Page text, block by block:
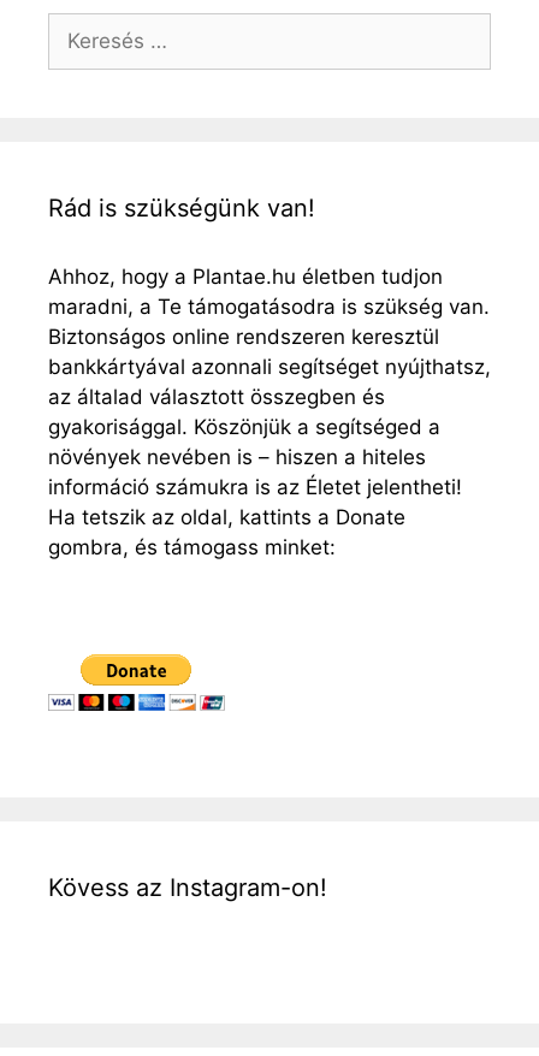
Keresés:
Rád is szükségünk van!
Ahhoz, hogy a Plantae.hu életben tudjon
maradni, a Te támogatásodra is szükség van.
Biztonságos online rendszeren keresztül
bankkártyával azonnali segítséget nyújthatsz,
az általad választott összegben és
gyakorisággal. Köszönjük a segítséged a
növények nevében is – hiszen a hiteles
információ számukra is az Életet jelentheti!
Ha tetszik az oldal, kattints a Donate
gombra, és támogass minket:
Kövess az Instagram-on!